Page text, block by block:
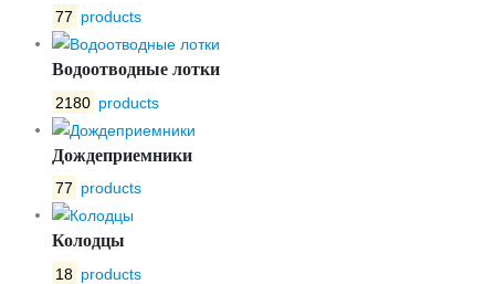
77 products
Водоотводные лотки
2180 products
Дождеприемники
77 products
Колодцы
18 products